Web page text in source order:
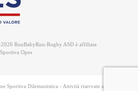
RunBabyRun-Rugby ASD è affiliata
Opes
Sportiva Dilettantistica - Attività riservate a soci e